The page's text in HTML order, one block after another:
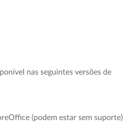
nas seguintes versões de
(podem estar sem suporte)